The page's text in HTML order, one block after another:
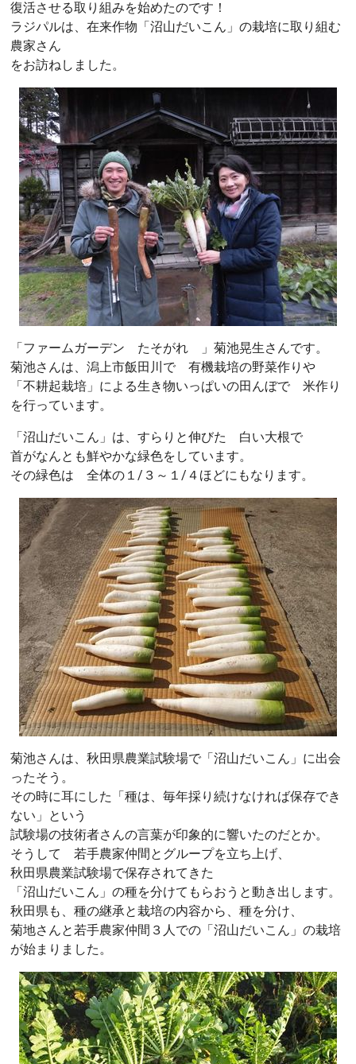
復活させる取り組みを始めたのです！
ラジパルは、在来作物「沼山だいこん」の栽培に取り組む
農家さん
をお訪ねしました。
「ファームガーデン たそがれ 」菊池晃生さんです。
菊池さんは、潟上市飯田川で 有機栽培の野菜作りや
「不耕起栽培」による生き物いっぱいの田んぼで 米作り
を行っています。
「沼山だいこん」は、すらりと伸びた 白い大根で
首がなんとも鮮やかな緑色をしています。
その緑色は 全体の１/３～１/４ほどにもなります。
菊池さんは、秋田県農業試験場で「沼山だいこん」に出会
ったそう。
その時に耳にした「種は、毎年採り続けなければ保存でき
ない」という
試験場の技術者さんの言葉が印象的に響いたのだとか。
そうして 若手農家仲間とグループを立ち上げ、
秋田県農業試験場で保存されてきた
「沼山だいこん」の種を分けてもらおうと動き出します。
秋田県も、種の継承と栽培の内容から、種を分け、
菊地さんと若手農家仲間３人での「沼山だいこん」の栽培
が始まりました。